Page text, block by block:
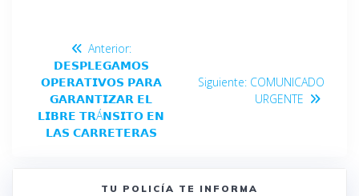
Anterior:
𝗗𝗘𝗦𝗣𝗟𝗘𝗚𝗔𝗠𝗢𝗦
𝗢𝗣𝗘𝗥𝗔𝗧𝗜𝗩𝗢𝗦 𝗣𝗔𝗥𝗔
𝗚𝗔𝗥𝗔𝗡𝗧𝗜𝗭𝗔𝗥 𝗘𝗟
𝗟𝗜𝗕𝗥𝗘 𝗧𝗥Á𝗡𝗦𝗜𝗧𝗢 𝗘𝗡
𝗟𝗔𝗦 𝗖𝗔𝗥𝗥𝗘𝗧𝗘𝗥𝗔𝗦
Siguiente: COMUNICADO
URGENTE
TU POLICÍA TE INFORMA